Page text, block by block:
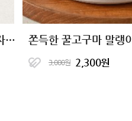
[1+1+1] 통밀당 시카고 씬피자 8종 쫀득한 꿀고구마 말랭이
3,000원 2,300원